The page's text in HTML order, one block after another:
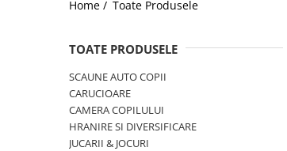
Jucarii de Sortare
Jucarii din plus
Jucarii muzicale
Jucarii pentru baie
Jucarii Senzoriale
Home / Toate Produsele
TOATE PRODUSELE
SCAUNE AUTO COPII
CARUCIOARE
CAMERA COPILULUI
HRANIRE SI DIVERSIFICARE
JUCARII & JOCURI